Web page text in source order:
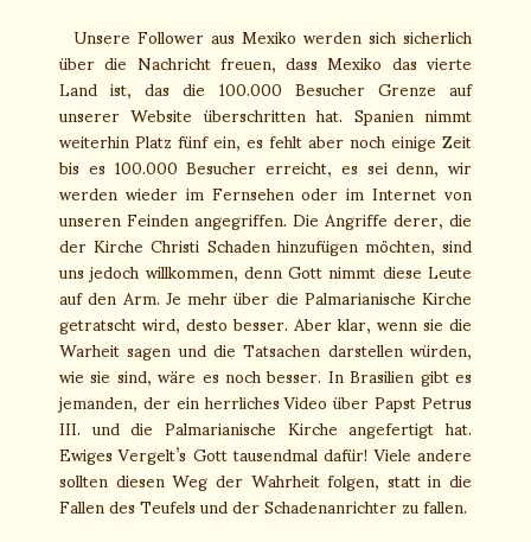
Unsere Follower aus Mexiko werden sich sicherlich
über die Nachricht freuen, dass Mexiko das vierte
Land ist, das die 100.000 Besucher Grenze auf
unserer Website überschritten hat. Spanien nimmt
weiterhin Platz fünf ein, es fehlt aber noch einige Zeit
bis es 100.000 Besucher erreicht, es sei denn, wir
werden wieder im Fernsehen oder im Internet von
unseren Feinden angegriffen. Die Angriffe derer, die
der Kirche Christi Schaden hinzufügen möchten, sind
uns jedoch willkommen, denn Gott nimmt diese Leute
auf den Arm. Je mehr über die Palmarianische Kirche
getratscht wird, desto besser. Aber klar, wenn sie die
Warheit sagen und die Tatsachen darstellen würden,
wie sie sind, wäre es noch besser. In Brasilien gibt es
jemanden, der ein herrliches Video über Papst Petrus
III. und die Palmarianische Kirche angefertigt hat.
Ewiges Vergelt’s Gott tausendmal dafür! Viele andere
sollten diesen Weg der Wahrheit folgen, statt in die
Fallen des Teufels und der Schadenanrichter zu fallen.